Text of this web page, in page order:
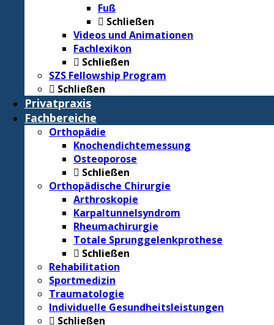
Fuß
Schließen
Videos und Animationen
Fachlexikon
Schließen
SZS Fellowship Program
Schließen
Privatpraxis
Fachbereiche
Orthopädie
Knochendichtemessung
Osteoporose
Schließen
Orthopädische Chirurgie
Arthroskopie
Karpaltunnelsyndrom
Rheumachirurgie
Totale Sprunggelenkprothese
Schließen
Rehabilitation
Sportmedizin
Traumatologie
Individuelle Gesundheitsleistungen
Schließen